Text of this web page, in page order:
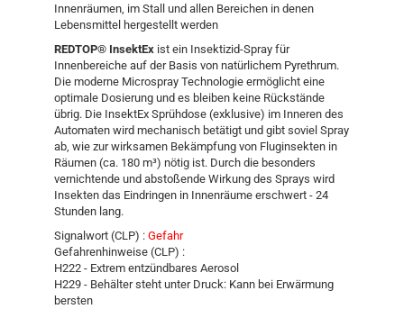
Innenräumen, im Stall und allen Bereichen in denen
Lebensmittel hergestellt werden
REDTOP® InsektEx ist ein Insektizid-Spray für
Innenbereiche auf der Basis von natürlichem Pyrethrum.
Die moderne Microspray Technologie ermöglicht eine
optimale Dosierung und es bleiben keine Rückstände
übrig. Die InsektEx Sprühdose (exklusive) im Inneren des
Automaten wird mechanisch betätigt und gibt soviel Spray
ab, wie zur wirksamen Bekämpfung von Fluginsekten in
Räumen (ca. 180 m³) nötig ist. Durch die besonders
vernichtende und abstoßende Wirkung des Sprays wird
Insekten das Eindringen in Innenräume erschwert - 24
Stunden lang.
Signalwort (CLP) : Gefahr
Gefahrenhinweise (CLP) :
H222 - Extrem entzündbares Aerosol
H229 - Behälter steht unter Druck: Kann bei Erwärmung
bersten